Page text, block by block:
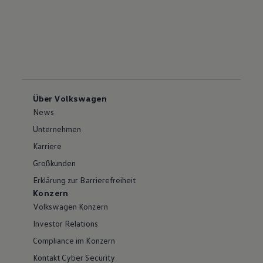
Über Volkswagen
News
Unternehmen
Karriere
Großkunden
Erklärung zur Barrierefreiheit
Konzern
Volkswagen Konzern
Investor Relations
Compliance im Konzern
Kontakt Cyber Security